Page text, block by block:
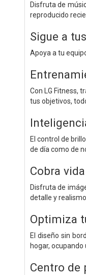
Disfruta de
reproducido
Sigue a
Apoya a tu
Con LG Fitness,
tus objetivos,
El control de
de día como de
Cobra
Disfruta de
detalle y
Optimiza
El diseño sin
hogar,
Centro de